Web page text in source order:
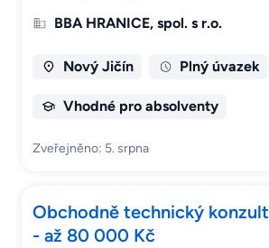
BBA HRANICE, spol. s r.o.
Nový Jičín Plný úvazek
Vhodné pro absolventy
Zveřejněno: 5. srpna
Obchodně technický
- až 80 000 Kč